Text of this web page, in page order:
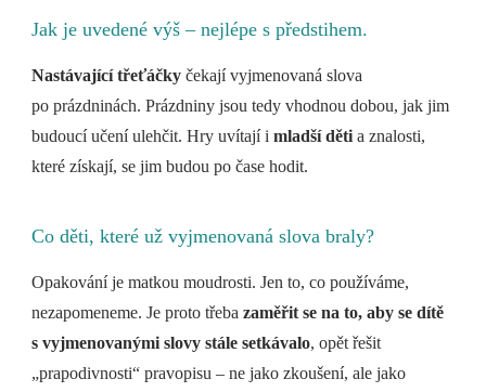
Jak je uvedené výš – nejlépe s předstihem.
Nastávající třeťáčky čekají vyjmenovaná slova
po prázdninách. Prázdniny jsou tedy vhodnou dobou, jak jim
budoucí učení ulehčit. Hry uvítají imladší děti a znalosti,
které získají, se jim budou po čase hodit.
Co děti, které už vyjmenovaná slova braly?
Opakování je matkou moudrosti. Jen to, co používáme,
nezapomeneme. Je proto třebazaměřit se na to, aby se dítě
s vyjmenovanými slovy stále setkávalo, opět řešit
„prapodivnosti“ pravopisu – ne jako zkoušení, ale jako